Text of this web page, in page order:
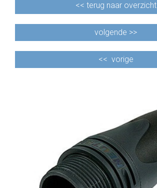
<< terug naar overzicht
volgende >>
<< vorige